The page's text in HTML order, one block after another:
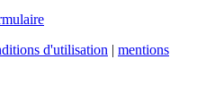
d'utilisation | mentions